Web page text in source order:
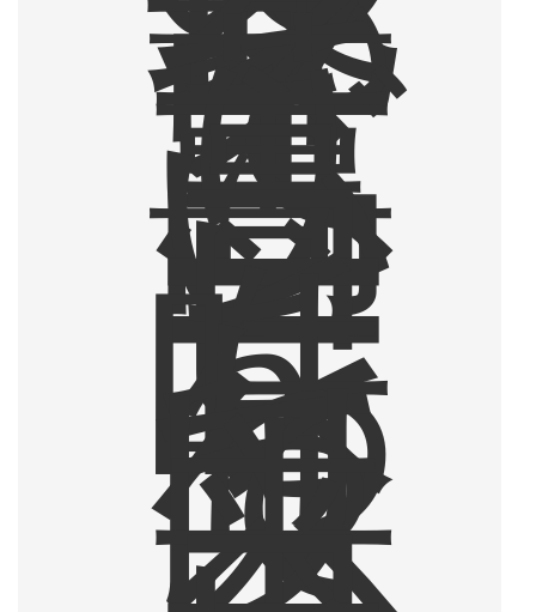
イ
で
薫
り
高
い
コ
ー
ヒ
ー
を
味
わ
っ
て
以
来